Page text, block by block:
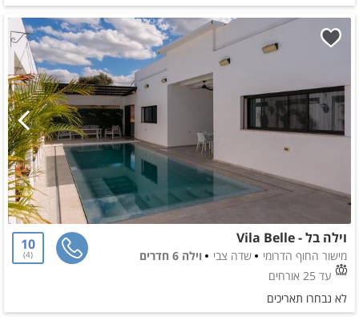
וילה בל - Vila Belle
מישור החוף הדרומי שדה צבי
וילה 6 חדרים
עד 25 אורחים
10
4
לא נבחרו תאריכים